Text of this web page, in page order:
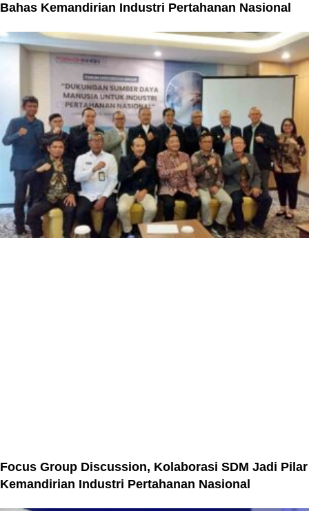
Bahas Kemandirian Industri Pertahanan Nasional
Focus Group Discussion, Kolaborasi SDM Jadi Pilar
Kemandirian Industri Pertahanan Nasional